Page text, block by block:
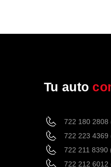
Tu auto
722 180 2808
722 223 4369
722 211 8390
722 212 6012